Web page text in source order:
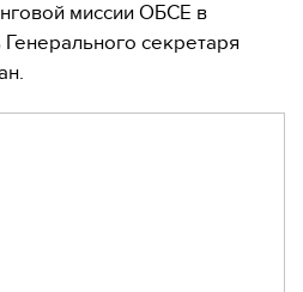
миссии ОБСЕ в
секретаря